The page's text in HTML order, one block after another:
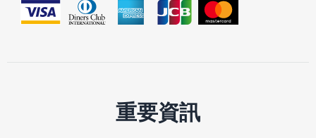
重要資訊